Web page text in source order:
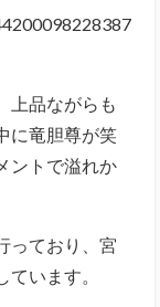
上品ながらも
に竜胆尊が笑
ントで溢れか
っており、宮
います。